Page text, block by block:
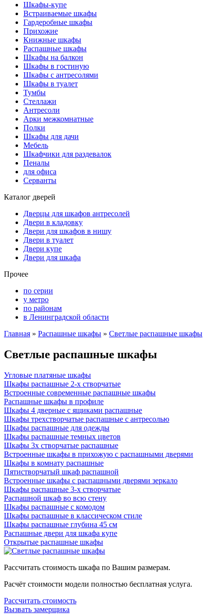
Шкафы-купе
Встраиваемые шкафы
Гардеробные шкафы
Прихожие
Книжные шкафы
Распашные шкафы
Шкафы на балкон
Шкафы в гостиную
Шкафы с антресолями
Шкафы в туалет
Тумбы
Стеллажи
Антресоли
Арки межкомнатные
Полки
Шкафы для дачи
Мебель
Шкафчики для раздевалок
Пеналы
для офиса
Серванты
Каталог дверей
Дверцы для шкафов антресолей
Двери в кладовку
Двери для шкафов в нишу
Двери в туалет
Двери купе
Двери для шкафа
Прочее
по серии
у метро
по районам
в Ленинградской области
Главная » Распашные шкафы » Светлые распашные шкафы
Светлые распашные шкафы
Угловые платяные шкафы
Шкафы распашные 2-х створчатые
Встроенные современные распашные шкафы
Распашные шкафы в профиле
Шкафы 4 дверные с ящиками распашные
Шкафы трехстворчатые распашные с антресолью
Шкафы распашные для одежды
Шкафы распашные темных цветов
Шкафы 3х створчатые распашные
Встроенные шкафы в прихожую с распашными дверями
Шкафы в комнату распашные
Пятистворчатый шкаф распашной
Встроенные шкафы с распашными дверями зеркало
Шкафы распашные 3-х створчатые
Распашной шкаф во всю стену
Шкафы распашные с комодом
Шкафы распашные в классическом стиле
Шкафы распашные глубина 45 см
Распашные двери для шкафа купе
Открытые распашные шкафы
Рассчитать стоимость шкафа по Вашим размерам.
Расчёт стоимости модели полностью бесплатная услуга.
Рассчитать стоимость
Вызвать замерщика